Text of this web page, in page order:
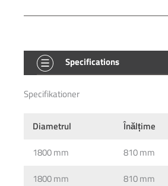
Specifications
Specifikationer
Diametrul Înălțime
1800 mm
810 mm
1800 mm 810 mm
This form is temporarily unavailable.
This form is temporarily unavailable.